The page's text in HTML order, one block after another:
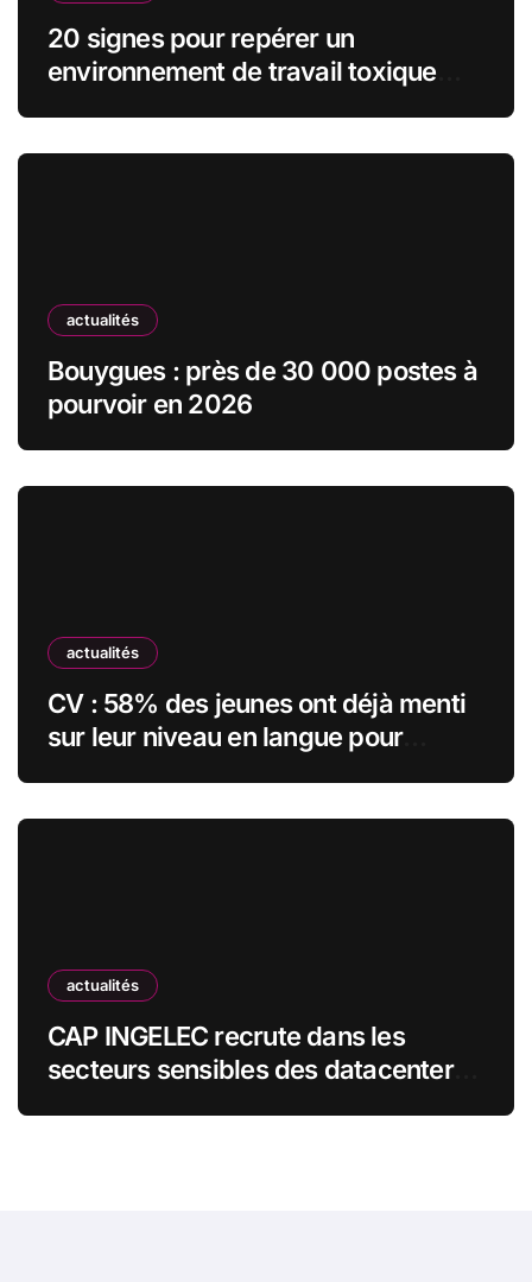
20 signes pour repérer un
environnement de travail toxique
actualités
Bouygues : près de 30 000 postes à
pourvoir en 2026
actualités
CV : 58% des jeunes ont déjà menti
sur leur niveau en langue pour
actualités
CAP INGELEC recrute dans les
secteurs sensibles des datacenters,